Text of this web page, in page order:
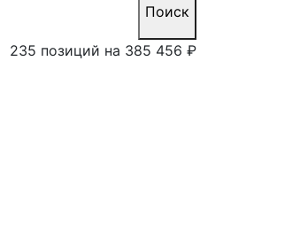
Поиск
235 позиций на 385 456 ₽